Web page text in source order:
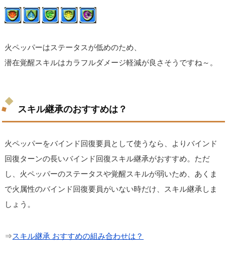
火ペッパーはステータスが低めのため、
潜在覚醒スキルはカラフルダメージ軽減が良さそうですね～。
スキル継承のおすすめは？
火ペッパーをバインド回復要員として使うなら、よりバインド
回復ターンの長いバインド回復スキル継承がおすすめ。ただ
し、火ペッパーのステータスや覚醒スキルが弱いため、あくま
で火属性のバインド回復要員がいない時だけ、スキル継承しま
しょう。
⇒スキル継承 おすすめの組み合わせは？